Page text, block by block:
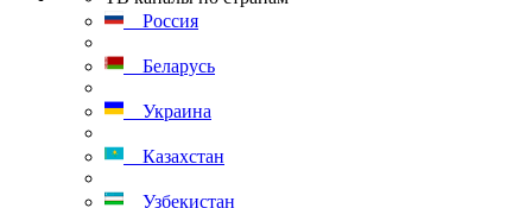
Россия
Беларусь
Украина
Казахстан
Узбекистан